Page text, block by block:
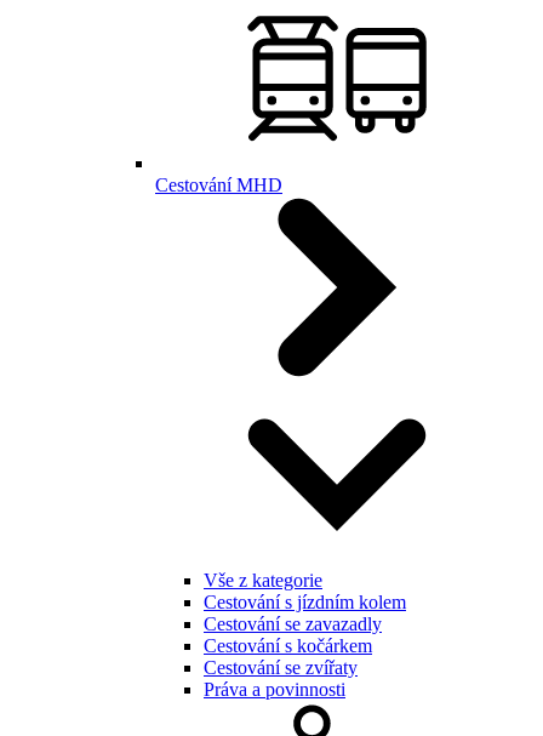
Cestování MHD
Vše z kategorie
Cestování s jízdním kolem
Cestování se zavazadly
Cestování s kočárkem
Cestování se zvířaty
Práva a povinnosti